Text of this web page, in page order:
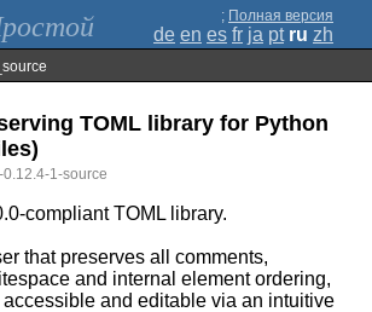
; Полная версия
de en es fr ja pt ru zh
TOML library for Python
1-source
compliant TOML library.
that preserves all comments,
and internal element ordering,
and editable via an intuitive